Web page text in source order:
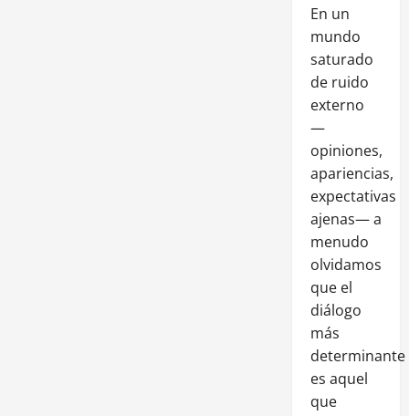
En un
mundo
saturado
de ruido
externo
—
opiniones,
apariencias,
expectativas
ajenas— a
menudo
olvidamos
que el
diálogo
más
determinante
es aquel
que